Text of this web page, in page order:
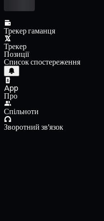
Трекер гаманця
Трекер
Позиції
Список спостереження
App
Про
Спільноти
Зворотний зв'язок